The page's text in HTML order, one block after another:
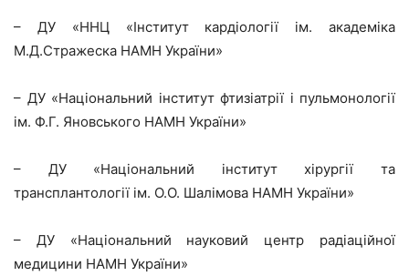
– ДУ «ННЦ «Інститут кардіології ім. академіка
М.Д.Стражеска НАМН України»
– ДУ «Національний інститут фтизіатрії і пульмонології
ім. Ф.Г. Яновського НАМН України»
– ДУ «Національний інститут хірургії та
трансплантології ім. О.О. Шалімова НАМН України»
– ДУ «Національний науковий центр радіаційної
медицини НАМН України»